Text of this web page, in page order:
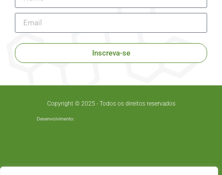
Inscreva-se
Copyright © 2025 - Todos os direitos reservados
Desenvolvimento: